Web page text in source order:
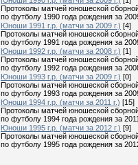
Протоколы матчей юношеской
по футболу 1990 года рождения за
Юноши 1991 г.р. (матчи за 2009 г.) [4]
Протоколы матчей юношеской
по футболу 1991 года рождения за
Юноши 1992 г.р. (матчи за 2008 г.) [1]
Протоколы матчей юношеской
по футболу 1992 года рождения за
Юноши 1993 г.р. (матчи за 2009 г.) [0]
Протоколы матчей юношеской
по футболу 1993 года рождения за
Юноши 1994 г.р. (матчи за 2011 г.) [15]
Протоколы матчей юношеской
по футболу 1994 года рождения за
Юноши 1995 г.р. (матчи за 2012 г.) [9]
Протоколы матчей юношеской
по футболу 1995 года рождения за